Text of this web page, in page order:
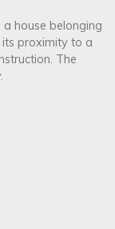
house belonging
its proximity to a
The